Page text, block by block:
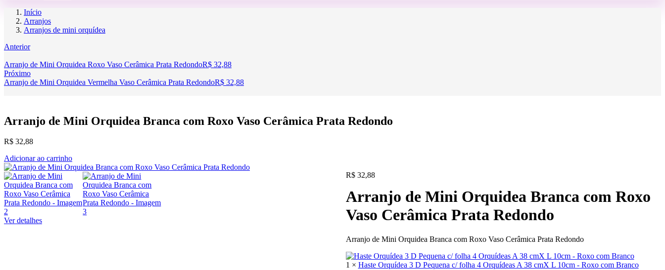
Início
Arranjos
Arranjos de mini orquídea
Anterior
Arranjo de Mini Orquidea Roxo Vaso Cerâmica Prata RedondoR$ 32,88
Próximo
Arranjo de Mini Orquidea Vermelha Vaso Cerâmica Prata RedondoR$ 32,88
Arranjo de Mini Orquidea Branca com Roxo Vaso Cerâmica Prata Redondo
R$ 32,88
Adicionar ao carrinho
Ver detalhes
R$32,88
Arranjo de Mini Orquidea Branca com Roxo
Vaso Cerâmica Prata Redondo
Arranjo de Mini Orquidea Branca com Roxo Vaso Cerâmica Prata Redondo
1 × Haste Orquídea 3 D Pequena c/ folha 4 Orquídeas A 38 cmX L 10cm - Roxo com Branco